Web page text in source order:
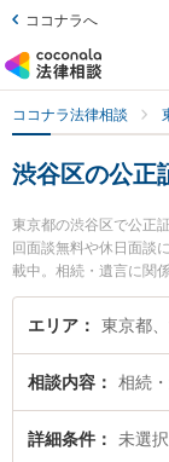
ココナラへ
ココナラ法律相談
渋谷区の公正
東京都の渋谷区で公正
回面談無料や休日面談
載中。相続・遺言に関
等の細かな分野での絞
所の髙橋 佳久弁護士
成のトラブルを今すぐ
ル解決の実績豊富な近
言の作成を法律相談で
エリア 東京都
相談内容 相続
詳細条件 未選択